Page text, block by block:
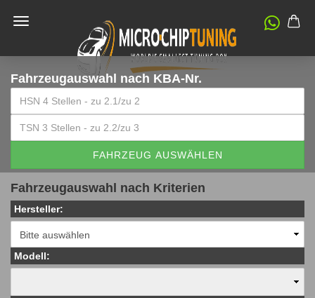
Fahrzeugauswahl nach KBA-Nr.
FAHRZEUG AUSWÄHLEN
Fahrzeugauswahl nach Kriterien
Hersteller:
Modell: